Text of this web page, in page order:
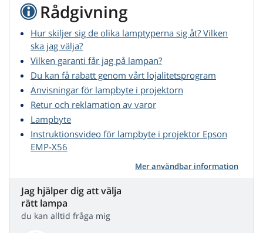
Rådgivning
Hur skiljer sig de olika lamptyperna sig åt? Vilken
ska jag välja?
Vilken garanti får jag på lampan?
Du kan få rabatt genom vårt lojalitetsprogram
Anvisningar för lampbyte i projektorn
Retur och reklamation av varor
Lampbyte
Instruktionsvideo för lampbyte i projektor Epson
EMP-X56
Mer användbar information
Jag hjälper dig att välja
rätt lampa
du kan alltid fråga mig